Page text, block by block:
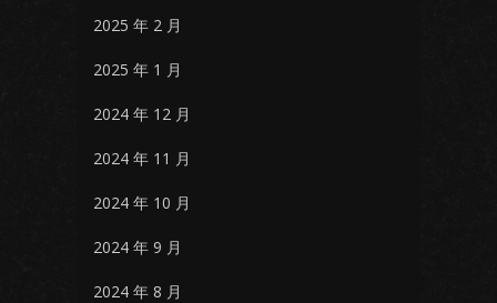
2025 年 2 月
2025 年 1 月
2024 年 12 月
2024 年 11 月
2024 年 10 月
2024 年 9 月
2024 年 8 月